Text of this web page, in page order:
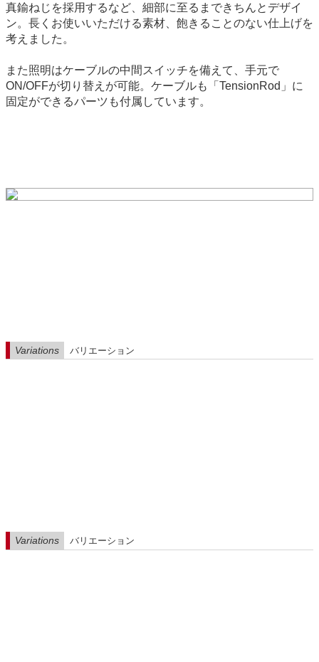
真鍮ねじを採用するなど、細部に至るまできちんとデザイ
ン。長くお使いいただける素材、飽きることのない仕上げを
考えました。
また照明はケーブルの中間スイッチを備えて、手元で
ON/OFFが切り替えが可能。ケーブルも「TensionRod」に
固定ができるパーツも付属しています。
Variations バリエーション
Variations バリエーション